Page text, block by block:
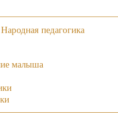
педагогика
малыша